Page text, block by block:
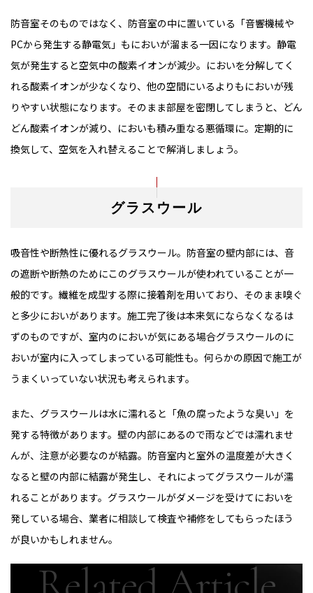
防音室そのものではなく、防音室の中に置いている「音響機械や
PCから発生する静電気」もにおいが溜まる一因になります。静電
気が発生すると空気中の酸素イオンが減少。においを分解してく
れる酸素イオンが少なくなり、他の空間にいるよりもにおいが残
りやすい状態になります。そのまま部屋を密閉してしまうと、どん
どん酸素イオンが減り、においも積み重なる悪循環に。定期的に
換気して、空気を入れ替えることで解消しましょう。
グラスウール
吸音性や断熱性に優れるグラスウール。防音室の壁内部には、音
の遮断や断熱のためにこのグラスウールが使われていることが一
般的です。繊維を成型する際に接着剤を用いており、そのまま嗅ぐ
と多少においがあります。施工完了後は本来気にならなくなるは
ずのものですが、室内のにおいが気にある場合グラスウールのに
おいが室内に入ってしまっている可能性も。何らかの原因で施工が
うまくいっていない状況も考えられます。
また、グラスウールは水に濡れると「魚の腐ったような臭い」を
発する特徴があります。壁の内部にあるので雨などでは濡れませ
んが、注意が必要なのが結露。防音室内と室外の温度差が大きく
なると壁の内部に結露が発生し、それによってグラスウールが濡
れることがあります。グラスウールがダメージを受けてにおいを
発している場合、業者に相談して検査や補修をしてもらったほう
が良いかもしれません。